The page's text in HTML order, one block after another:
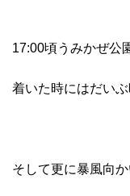
17:00頃うみかぜ公
着いた時にはだい
そして更に暴風向